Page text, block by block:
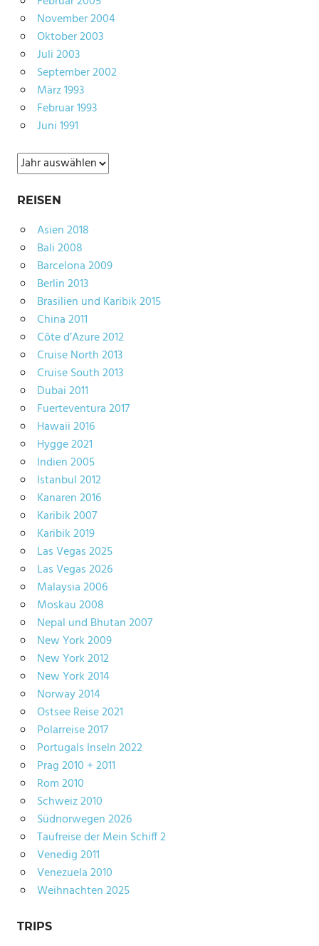
November 2004
Oktober 2003
Juli 2003
September 2002
März 1993
Februar 1993
Juni 1991
Archiv
REISEN
Asien 2018
Bali 2008
Barcelona 2009
Berlin 2013
Brasilien und Karibik 2015
China 2011
Côte d’Azure 2012
Cruise North 2013
Cruise South 2013
Dubai 2011
Fuerteventura 2017
Hawaii 2016
Hygge 2021
Indien 2005
Istanbul 2012
Kanaren 2016
Karibik 2007
Karibik 2019
Las Vegas 2025
Las Vegas 2026
Malaysia 2006
Moskau 2008
Nepal und Bhutan 2007
New York 2009
New York 2012
New York 2014
Norway 2014
Ostsee Reise 2021
Polarreise 2017
Portugals Inseln 2022
Prag 2010 + 2011
Rom 2010
Schweiz 2010
Südnorwegen 2026
Taufreise der Mein Schiff 2
Venedig 2011
Venezuela 2010
Weihnachten 2025
TRIPS